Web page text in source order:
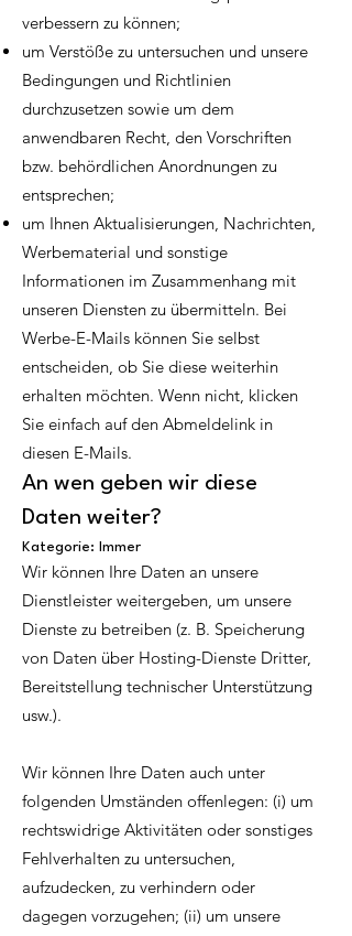
verbessern zu können;
um Verstöße zu untersuchen und unsere
Bedingungen und Richtlinien
durchzusetzen sowie um dem
anwendbaren Recht, den Vorschriften
bzw. behördlichen Anordnungen zu
entsprechen;
um Ihnen Aktualisierungen, Nachrichten,
Werbematerial und sonstige
Informationen im Zusammenhang mit
unseren Diensten zu übermitteln. Bei
Werbe-E-Mails können Sie selbst
entscheiden, ob Sie diese weiterhin
erhalten möchten. Wenn nicht, klicken
Sie einfach auf den Abmeldelink in
diesen E-Mails.
An wen geben wir diese
Daten weiter?
Kategorie: Immer
Wir können Ihre Daten an unsere
Dienstleister weitergeben, um unsere
Dienste zu betreiben (z. B. Speicherung
von Daten über Hosting-Dienste Dritter,
Bereitstellung technischer Unterstützung
usw.).
Wir können Ihre Daten auch unter
folgenden Umständen offenlegen: (i) um
rechtswidrige Aktivitäten oder sonstiges
Fehlverhalten zu untersuchen,
aufzudecken, zu verhindern oder
dagegen vorzugehen; (ii) um unsere